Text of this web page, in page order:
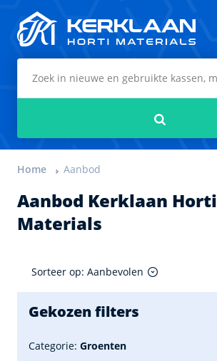
Home Aanbod
Aanbod Kerklaan Horti
Materials
Sorteer op: Aanbevolen
Gekozen filters
Categorie: Groenten